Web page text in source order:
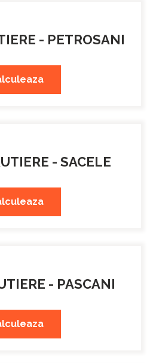
- PETROSANI
- SACELE
- PASCANI